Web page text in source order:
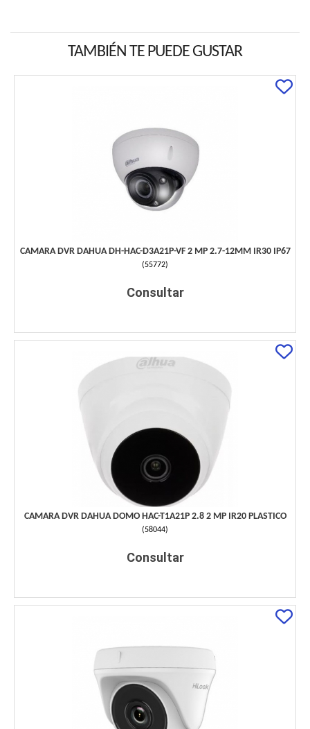
TAMBIÉN TE PUEDE GUSTAR
CAMARA DVR DAHUA DH-HAC-D3A21P-VF 2 MP 2.7-12MM IR30 IP67
(55772)
Consultar
CAMARA DVR DAHUA DOMO HAC-T1A21P 2.8 2 MP IR20 PLASTICO
(58044)
Consultar